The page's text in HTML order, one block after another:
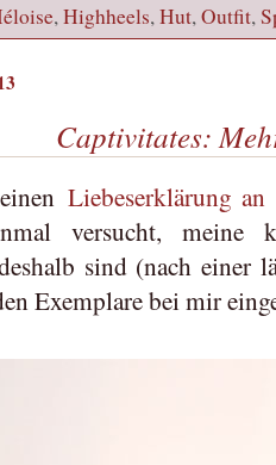
,Highheels,Hut,Outfit,
Captivitates:
Liebeserklärung
versucht, meine
sind (nach einer
Exemplare bei mir